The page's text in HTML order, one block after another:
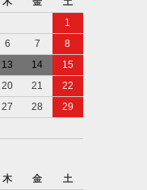
1
6 7
8
13 14
15
20 21
22
27 28
29
木 金
土